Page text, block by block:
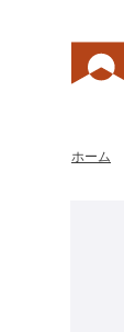
ホーム